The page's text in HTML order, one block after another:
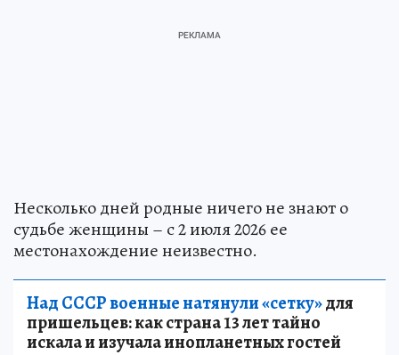
Несколько дней родные ничего не знают о
судьбе женщины – с 2 июля 2026 ее
местонахождение неизвестно.
Над СССР военные натянули «сетку»для
пришельцев: как страна 13 лет тайно
искала и изучала инопланетных гостей